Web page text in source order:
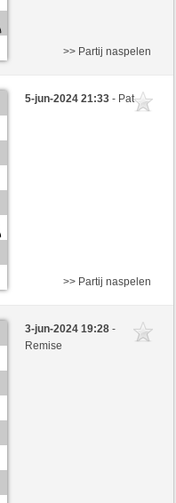
>> Partij naspelen
5-jun-2024 21:33- Pat
>> Partij naspelen
3-jun-2024 19:28-
Remise